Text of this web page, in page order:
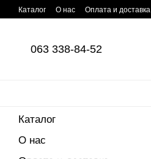
Перейти к основному контенту
Каталог О нас Оплата и доставка
063 338-84-52
Каталог
О нас